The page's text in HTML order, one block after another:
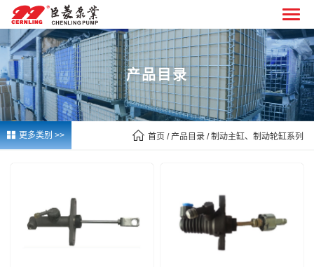
产品目录
 更多类别 >>  首页 / 产品目录 / 制动主缸、制动轮缸系列